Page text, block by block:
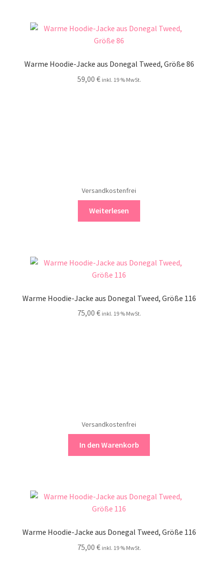
Warme Hoodie-Jacke aus Donegal Tweed, Größe 86
59,00 € inkl. 19 % MwSt.
Versandkostenfrei
Weiterlesen
Warme Hoodie-Jacke aus Donegal Tweed, Größe 116
75,00 € inkl. 19 % MwSt.
Versandkostenfrei
In den Warenkorb
Warme Hoodie-Jacke aus Donegal Tweed, Größe 116
75,00 € inkl. 19 % MwSt.